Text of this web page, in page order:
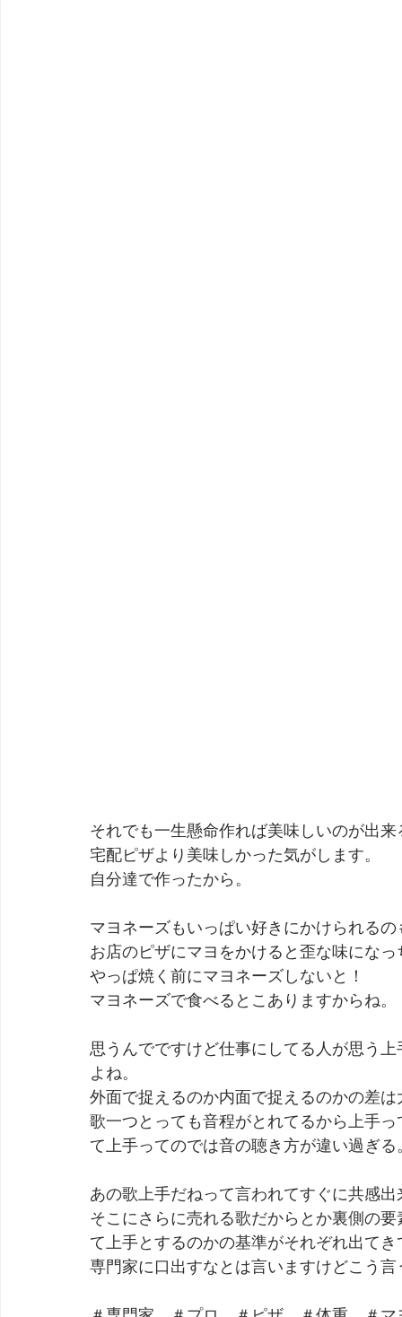
それでも一生懸命作れば美味しいのが出
宅配ピザより美味しかった気がします。
自分達で作ったから。
マヨネーズもいっぱい好きにかけられる
お店のピザにマヨをかけると歪な味になっ
やっぱ焼く前にマヨネーズしないと！
マヨネーズで食べるとこありますからね。
思うんでですけど仕事にしてる人が思う
よね。
外面で捉えるのか内面で捉えるのかの差は
歌一つとっても音程がとれてるから上手
て上手ってのでは音の聴き方が違い過ぎる
あの歌上手だねって言われてすぐに共感
そこにさらに売れる歌だからとか裏側の
て上手とするのかの基準がそれぞれ出て
専門家に口出すなとは言いますけどこう